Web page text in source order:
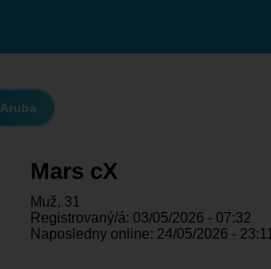
Aruba
Mars cX
Muž, 31
Registrovaný/á: 03/05/2026 - 07:32
Naposledny online: 24/05/2026 - 23:11